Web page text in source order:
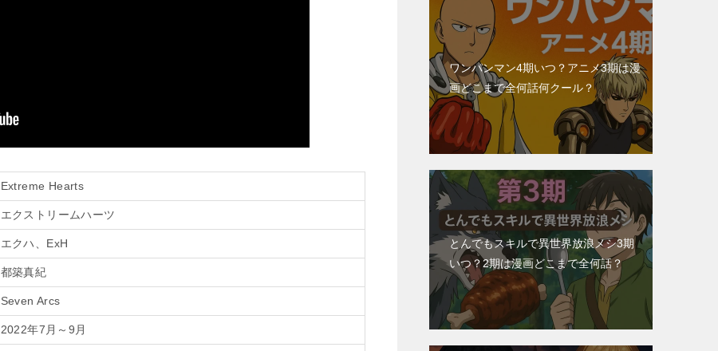
Extreme Hearts
エクストリームハーツ
エクハ、ExH
都築真紀
Seven Arcs
2022年7月～9月
ワンパンマン4期いつ？アニメ3期は漫
画どこまで全何話何クール？
とんでもスキルで異世界放浪メシ3期
いつ？2期は漫画どこまで全何話？